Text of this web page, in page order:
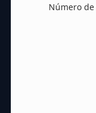
Número